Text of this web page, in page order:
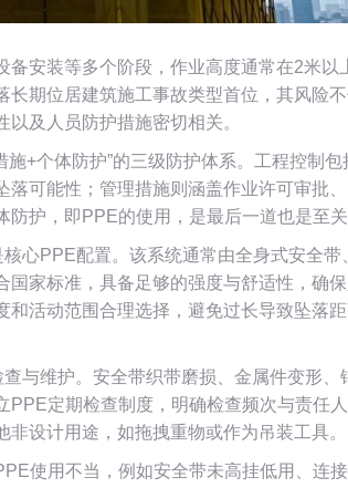
安装等多个阶段，作业高度通常在2米以
期位居建筑施工事故类型首位，其风险
及人员防护措施密切相关。
+个体防护”的三级防护体系。工程控制
可能性；管理措施则涵盖作业许可审批
护，即PPE的使用，是最后一道也是至关
心PPE配置。该系统通常由全身式安全带
家标准，具备足够的强度与舒适性，确
活动范围合理选择，避免过长导致坠落
与维护。安全带织带磨损、金属件变形
定期检查制度，明确检查频次与责任
设计用途，如拖拽重物或作为吊装工具。
使用不当，例如安全带未高挂低用、连